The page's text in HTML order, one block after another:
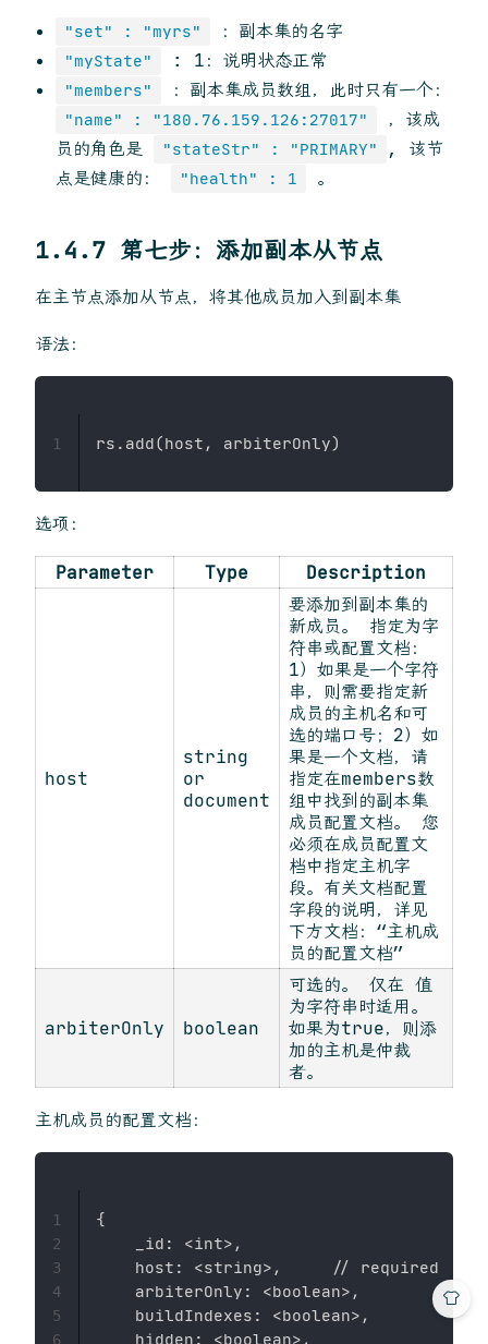
"set" : "myrs" ：副本集的名字
"myState" : 1：说明状态正常
"members" ：副本集成员数组，此时只有一个：
"name" : "180.76.159.126:27017"
，该成
员的角色是
"stateStr" : "PRIMARY"
, 该节
点是健康的：
"health" : 1 。
1.4.7 第七步：添加副本从节点
在主节点添加从节点，将其他成员加入到副本集
语法：
1
选项：
Parameter Type Description
host
string
or
document
要添加到副本集的
新成员。 指定为字
符串或配置文档：
1）如果是一个字符
串，则需要指定新
成员的主机名和可
选的端口号；2）如
果是一个文档，请
指定在members数
组中找到的副本集
成员配置文档。 您
必须在成员配置文
档中指定主机字
段。有关文档配置
字段的说明，详见
下方文档：“主机成
员的配置文档”
arbiterOnly boolean
可选的。 仅在 值
为字符串时适用。
如果为true，则添
加的主机是仲裁
者。
主机成员的配置文档：
{
    _id: <int>,
    host: <string>,     // required
    arbiterOnly: <boolean>,
    buildIndexes: <boolean>,
    hidden: <boolean>,
1
2
3
4
5
6